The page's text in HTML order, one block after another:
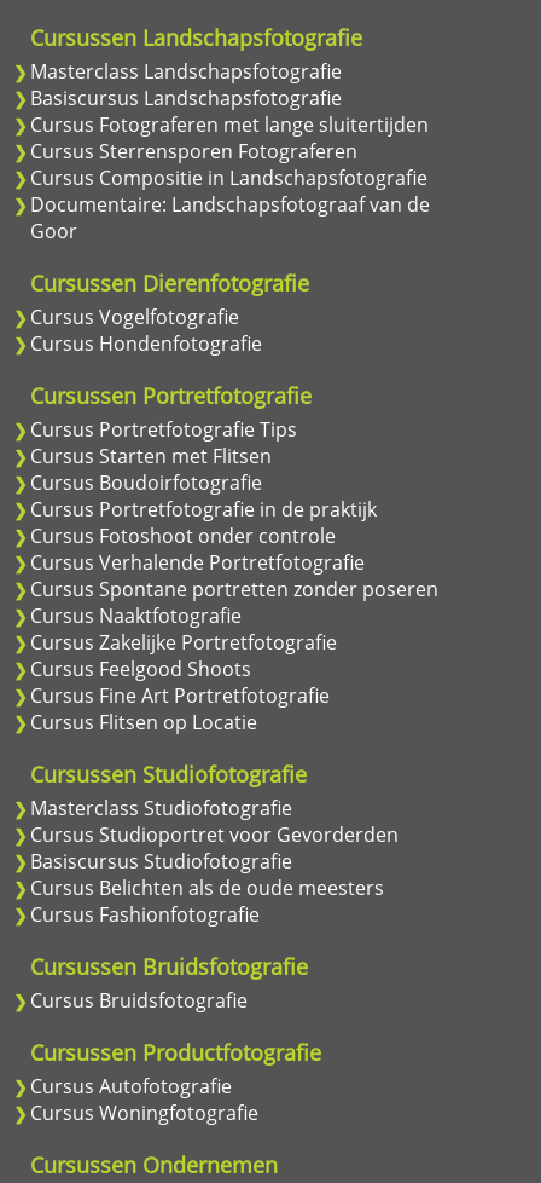
Cursussen Landschapsfotografie
Masterclass Landschapsfotografie
Basiscursus Landschapsfotografie
Cursus Fotograferen met lange sluitertijden
Cursus Sterrensporen Fotograferen
Cursus Compositie in Landschapsfotografie
Documentaire: Landschapsfotograaf van de
Goor
Cursussen Dierenfotografie
Cursus Vogelfotografie
Cursus Hondenfotografie
Cursussen Portretfotografie
Cursus Portretfotografie Tips
Cursus Starten met Flitsen
Cursus Boudoirfotografie
Cursus Portretfotografie in de praktijk
Cursus Fotoshoot onder controle
Cursus Verhalende Portretfotografie
Cursus Spontane portretten zonder poseren
Cursus Naaktfotografie
Cursus Zakelijke Portretfotografie
Cursus Feelgood Shoots
Cursus Fine Art Portretfotografie
Cursus Flitsen op Locatie
Cursussen Studiofotografie
Masterclass Studiofotografie
Cursus Studioportret voor Gevorderden
Basiscursus Studiofotografie
Cursus Belichten als de oude meesters
Cursus Fashionfotografie
Cursussen Bruidsfotografie
Cursus Bruidsfotografie
Cursussen Productfotografie
Cursus Autofotografie
Cursus Woningfotografie
Cursussen Ondernemen